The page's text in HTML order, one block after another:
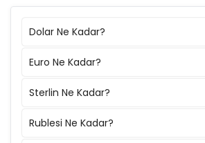
Dolar Ne Kadar?
Euro Ne Kadar?
Sterlin Ne Kadar?
Rublesi Ne Kadar?